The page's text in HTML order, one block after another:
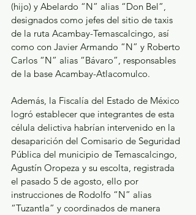
(hijo) y Abelardo “N” alias “Don Bel”,
designados como jefes del sitio de taxis
de la ruta Acambay-Temascalcingo, así
como con Javier Armando “N” y Roberto
Carlos “N” alias “Bávaro”, responsables
de la base Acambay-Atlacomulco.
Además, la Fiscalía del Estado de México
logró establecer que integrantes de esta
célula delictiva habrían intervenido en la
desaparición del Comisario de Seguridad
Pública del municipio de Temascalcingo,
Agustín Oropeza y su escolta, registrada
el pasado 5 de agosto, ello por
instrucciones de Rodolfo “N” alias
“Tuzantla” y coordinados de manera